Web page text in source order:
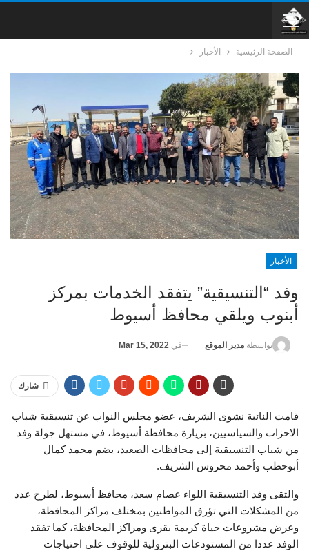
الصفحة الرئيسية الأخبار
الأخبار
وفد “التنسيقية” يتفقد الخدمات بمركز
أبنوب ويلقي محافظ أسيوط
بواسطة مدير الموقع في Mar 15, 2022
شارك
قامت النائبة نشوى الشريف، عضو مجلس النواب عن تنسيقية شباب
الاحزاب والسياسيين، بزيارة محافظة أسيوط، في مستهل جولة وفد
من شباب التنسيقية إلى محافظات الصعيد، يضم محمد كمال
أبوحطب وأحمد محروس الشريف.
والتقى وفد التنسيقية اللواء عصام سعد، محافظ أسيوط، لطرح عدد
من المشكلات التي تؤرق المواطنين بمختلف مراكز المحافظة،
وعرض مشروعات حياة كريمة بقرى ومراكز المحافظة، كما تفقد
الوفد عددا من المستودعات البترولية للوقوف على احتياجات